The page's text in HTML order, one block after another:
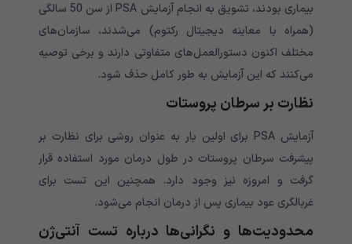
بیماری ​​بودند، تشویق به انجام آزمایش PSA از سن 50 سالگی
(همراه با معاینه دیجیتال رکتوم) می‌شدند، سازمان‌های
مختلف اکنون دستورالعمل‌های متفاوتی دارند و برخی توصیه
می‌کنند که این آزمایش به طور کامل حذف شود.
نظارت بر سرطان پروستات
آزمایش PSA برای اولین بار به عنوان روشی برای نظارت بر
پیشرفت سرطان پروستات در طول درمان مورد استفاده قرار
گرفت و امروزه نیز وجود دارد. همچنین این تست برای
غربالگری عود بیماری پس از درمان انجام می‌شود.
محدودیت‌ها و نگرانی‌ها درباره تست آنتی‌ژن